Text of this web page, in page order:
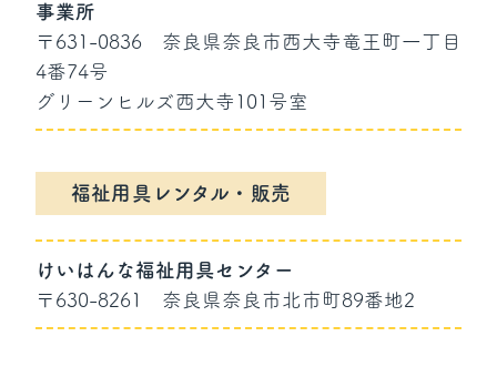
事業所
〒631-0836
奈良県奈良市西大寺竜王町一丁目
4番74号
グリーンヒルズ西大寺101号室
福祉用具レンタル・販売
けいはんな福祉用具センター
〒630-8261
奈良県奈良市北市町89番地2